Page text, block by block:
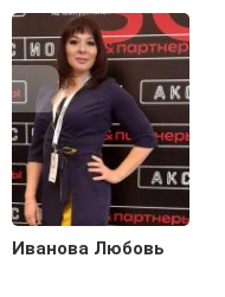
Иванова Любовь